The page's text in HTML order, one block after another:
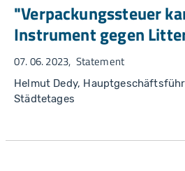
"Verpackungssteuer
Instrument gegen
07. 06. 2023 Statement
Helmut Dedy,
Städtetages